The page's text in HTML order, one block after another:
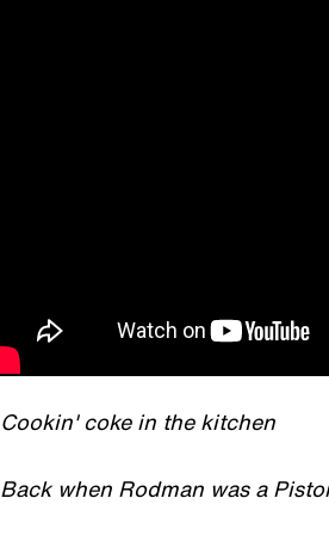
Cookin' coke in the kitchen
Back when Rodman was a